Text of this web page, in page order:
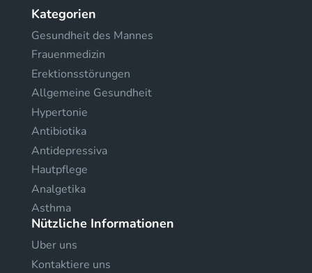
Kategorien
Gesundheit des Mannes
Frauenmedizin
Erektionsstörungen
Allgemeine Gesundheit
Hypertonie
Antibiotika
Antidepressiva
Hautpflege
Analgetika
Asthma
Nützliche Informationen
Uber uns
Kontaktiere uns